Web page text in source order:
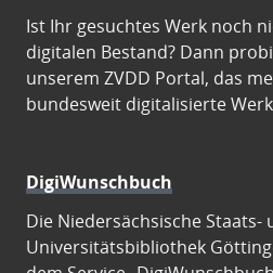
Ist Ihr gesuchtes Werk noch
digitalen Bestand? Dann
unserem ZVDD Portal, das
bundesweit digitalisierte
DigiWunschbuch
Die Niedersächsische Staats-
Universitätsbibliothek